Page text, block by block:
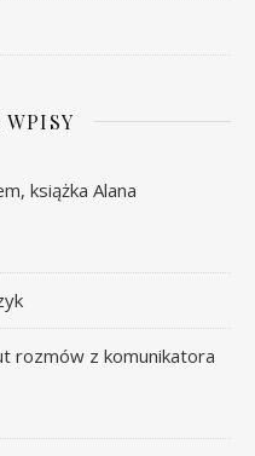
WPISY
książka Alana
rozmów z komunikatora